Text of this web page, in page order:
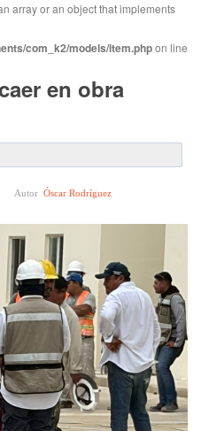
array or an object that implements
com_k2/models/item.phpon line
en obra
Autor Óscar Rodríguez